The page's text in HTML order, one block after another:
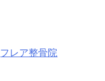
フレア整骨院